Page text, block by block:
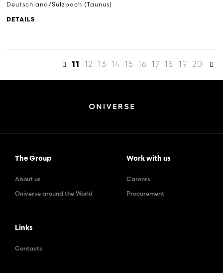
Deutschland/Sulzbach (Taunus)
DETAILS
11 12 13 14 15 16 17 18 19 20
The Group
About us
Oniverse around the World
Work with us
Careers
Procurement
Links
Contacts